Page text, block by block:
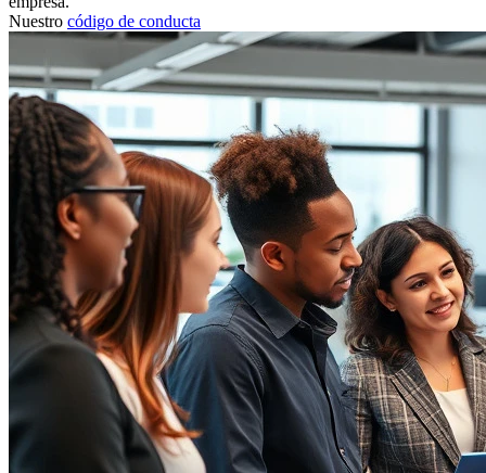
Nuestro código de conducta